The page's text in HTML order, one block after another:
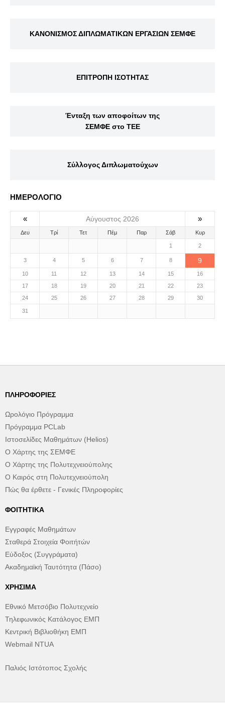
ΚΑΝΟΝΙΣΜΟΣ ΔΙΠΛΩΜΑΤΙΚΩΝ ΕΡΓΑΣΙΩΝ ΣΕΜΦΕ
ΕΠΙΤΡΟΠΗ ΙΣΟΤΗΤΑΣ
Ένταξη των αποφοίτων της
ΣΕΜΦΕ στο ΤΕΕ
Σύλλογος Διπλωματούχων
ΗΜΕΡΟΛΟΓΙΟ
« Αύγουστος 2026 »
Δευ Τρί Τετ Πέμ Παρ Σάβ Κυρ
1 2
3 4 5 6 7 8 9
10 11 12 13 14 15
16
17
18 19 20 21 22
23
24
25 26 27 28 29 30
31
ΠΛΗΡΟΦΟΡΊΕΣ
Ωρολόγιο Πρόγραμμα
Πρόγραμμα PCLab
Ιστοσελίδες Μαθημάτων (Helios)
Ο Χάρτης της ΣΕΜΦΕ
Ο Χάρτης της Πολυτεχνειούπολης
Ο Καιρός στη Πολυτεχνειούπολη
Πώς θα έρθετε - Γενικές Πληροφορίες
ΦΟΙΤΗΤΙΚΆ
Εγγραφές Μαθημάτων
Σταθερά Στοιχεία Φοιτήτών
Εύδοξος (Συγγράματα)
Ακαδημαϊκή Ταυτότητα (Πάσο)
ΧΡΉΣΙΜΑ
Εθνικό Μετσόβιο Πολυτεχνείο
Τηλεφωνικός Κατάλογος ΕΜΠ
Κεντρική Βιβλιοθήκη ΕΜΠ
Webmail NTUA
Παλιός Ιστότοπος Σχολής